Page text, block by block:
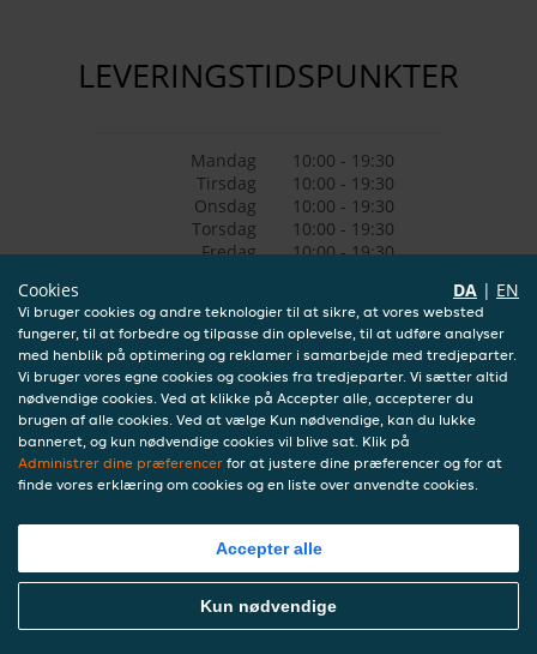
LEVERINGSTIDSPUNKTER
Mandag
10:00 - 19:30
Tirsdag
10:00 - 19:30
Onsdag
10:00 - 19:30
Torsdag
10:00 - 19:30
Fredag
10:00 - 19:30
Cookies DA | EN
Vi bruger cookies og andre teknologier til at sikre, at vores websted
fungerer, til at forbedre og tilpasse din oplevelse, til at udføre analyser
med henblik på optimering og reklamer i samarbejde med tredjeparter.
Vi bruger vores egne cookies og cookies fra tredjeparter. Vi sætter altid
nødvendige cookies. Ved at klikke på Accepter alle, accepterer du
brugen af alle cookies. Ved at vælge Kun nødvendige, kan du lukke
banneret, og kun nødvendige cookies vil blive sat. Klik på
Administrer dine præferencer for at justere dine præferencer og for at
finde vores erklæring om cookies og en liste over anvendte cookies.
Accepter alle
Kun nødvendige